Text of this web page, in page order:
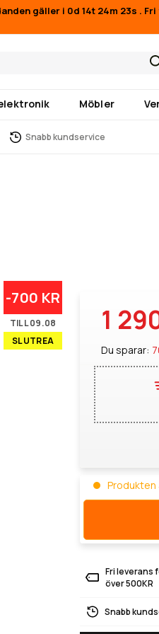
gäller i 0d 14t 24m 22s .
Möbler
Snabb kundservice
-700 KR
TILL 09.08
SLUTREA
1
Du sparar:
Fri leverans
över 500KR
Snabb